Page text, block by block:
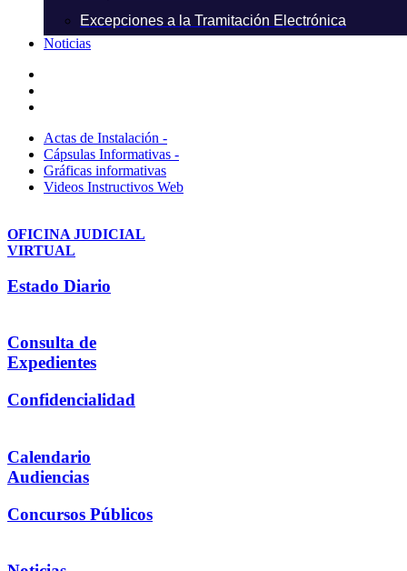
Excepciones a la Tramitación Electrónica
Noticias
Actas de Instalación -
Cápsulas Informativas -
Gráficas informativas
Videos Instructivos Web
OFICINA JUDICIAL
VIRTUAL
Estado Diario
Consulta de
Expedientes
Confidencialidad
Calendario
Audiencias
Concursos Públicos